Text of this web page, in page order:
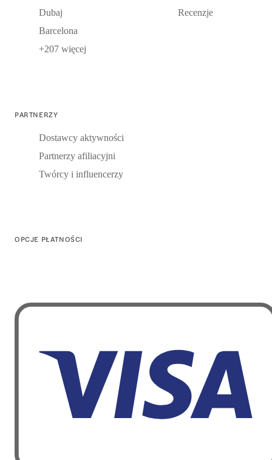
Dubaj
Barcelona
+207 więcej
Recenzje
PARTNERZY
Dostawcy aktywności
Partnerzy afiliacyjni
Twórcy i influencerzy
OPCJE PŁATNOŚCI